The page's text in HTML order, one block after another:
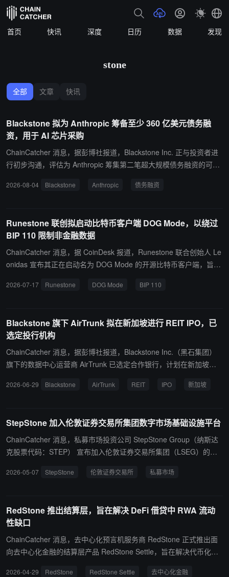
首页 快讯 深度 日历 数据 发现
stone
全部 文章 快讯
Blackstone 拟为 Anthropic 筹备至少 360 亿美元债务融
资，用于 AI 芯片采购
ChainCatcher 消息，据彭博社报道，Blackstone Inc. 正与投资者进
行初步沟通，评估为 Anthropic 筹集第二笔超大规模债务融资的可行
ne 此前提出的一项初步方案规模至少达到 360 亿美元。 融资规模、
获取算力资源。随着大模型训练和推理需求持续增长，AI 企业正寻求
新的融资方式，以支持昂贵的计算基础设施建设。
2026-08-04 Blackstone Anthropic 债务融资
Runestone 联创拟启动比特币客户端 DOG Mode，以绕过
BIP 110 限制非金融数据
ChainCatcher 消息，据 CoinDesk 报道，Runestone 联合创始人 Le
onidas 宣布其正在启动名为 DOG Mode 的开源比特币客户端，旨在
大权重单位，从 400,000 提高至 3,900,000，接近整个区块容量，并
限制任意数据，需要 55% 矿工支持，目前支持率接近零。DOG Mod
e 无需任何共识或投票，只需改变单个节点转发规则，若足够节点运
行且矿工接受，交易即可确认。Leonidas 表示 DOG Mode 偏离 Cor
e 的程度远小于 Knots，目前尚无代码库和版本，他呼吁开发者贡献
2026-07-17 Runestone DOG Mode BIP 110
Blackstone 旗下 AirTrunk 拟在新加坡进行 REIT IPO，已
选定投行机构
ChainCatcher 消息，据彭博社报道，Blackstone Inc.（黑石集团）
旗下的数据中心运营商 AirTrunk 已选定合作银行，计划在新加坡进
露，此次 IPO 的募资规模预计约为 15 亿美元，上市工作最快有望于
2026-06-29 Blackstone AirTrunk REIT IPO 新加坡
StepStone 加入伦敦证券交易所集团数字市场基础设施平台
ChainCatcher 消息，私募市场投资公司 StepStone Group（纳斯达
克股票代码：STEP） 宣布加入伦敦证券交易所集团（LSEG）的数
ace 中，旨在简化专业投资者对私募基金的访问，并利用分布式账本
策略。
2026-05-07 StepStone 伦敦证券交易所 私募市场
RedStone 推出结算层，旨在解决 DeFi 借贷中 RWA 流动
性缺口
ChainCatcher 消息，去中心化预言机服务商 RedStone 正式推出面
向去中心化金融的结算层产品 RedStone Settle，旨在解决代币化现
2026-04-29 RedStone RedStone Settle 去中心化金融